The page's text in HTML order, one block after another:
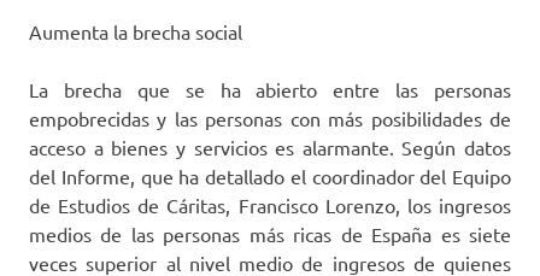
Aumenta la brecha social
La brecha que se ha abierto entre las personas
empobrecidas y las personas con más posibilidades de
acceso a bienes y servicios es alarmante. Según datos
del Informe, que ha detallado el coordinador del Equipo
de Estudios de Cáritas, Francisco Lorenzo, los ingresos
medios de las personas más ricas de España es siete
veces superior al nivel medio de ingresos de quienes